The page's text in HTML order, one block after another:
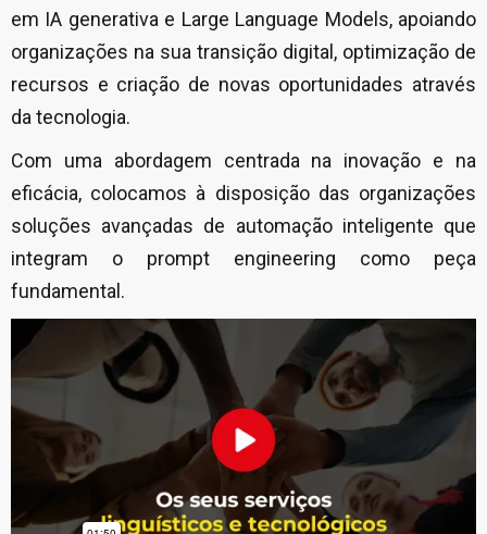
em IA generativa e Large Language Models, apoiando
organizações na sua transição digital, optimização de
recursos e criação de novas oportunidades através
da tecnologia.
Com uma abordagem centrada na inovação e na
eficácia, colocamos à disposição das organizações
soluções avançadas de automação inteligente que
integram o prompt engineering como peça
fundamental.